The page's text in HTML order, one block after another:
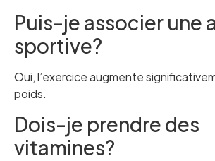
Puis-je associer une
sportive?
Oui, l’exercice augmente
poids.
Dois-je prendre des
vitamines?